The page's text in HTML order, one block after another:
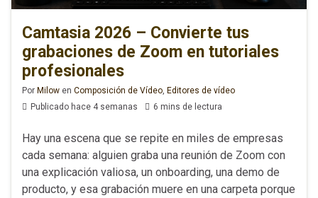
Camtasia 2026 – Convierte tus
grabaciones de Zoom en tutoriales
profesionales
Por Milow en Composición de Vídeo Editores de vídeo
Publicado hace 4 semanas
6 mins de lectura
Hay una escena que se repite en miles de empresas
cada semana: alguien graba una reunión de Zoom con
una explicación valiosa, un onboarding, una demo de
producto, y esa grabación muere en una carpeta porque